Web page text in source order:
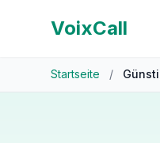
VoixCall
Startseite /